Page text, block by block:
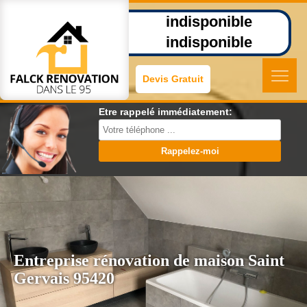
indisponible
indisponible
Devis Gratuit
Etre rappelé immédiatement:
Entreprise rénovation de maison Saint
Gervais 95420